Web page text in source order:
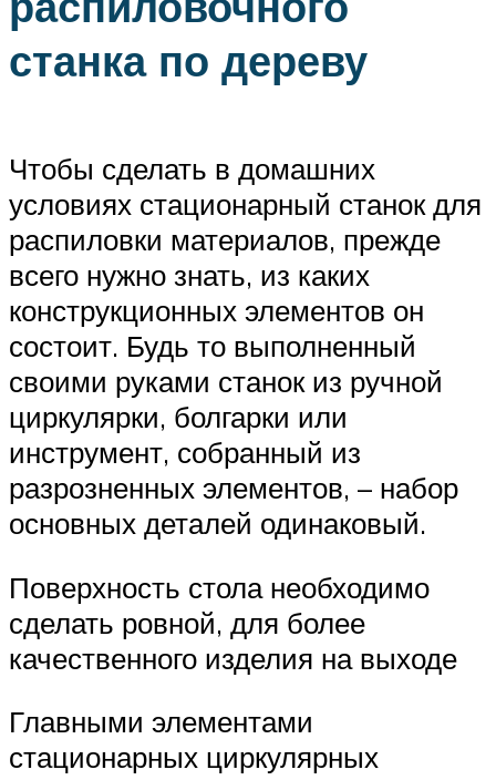
станка по дереву
Чтобы сделать в домашних
условиях стационарный станок для
распиловки материалов, прежде
всего нужно знать, из каких
конструкционных элементов он
состоит. Будь то выполненный
своими руками станок из ручной
циркулярки, болгарки или
инструмент, собранный из
разрозненных элементов, – набор
основных деталей одинаковый.
Поверхность стола необходимо
сделать ровной, для более
качественного изделия на выходе
Главными элементами
стационарных циркулярных